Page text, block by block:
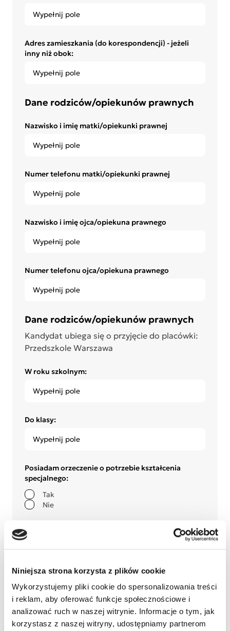
Niniejsza strona korzysta z plików cookie
Wykorzystujemy pliki cookie do spersonalizowania treści
i reklam, aby oferować funkcje społecznościowe i
analizować ruch w naszej witrynie. Informacje o tym, jak
korzystasz z naszej witryny, udostępniamy partnerom
Adres zamieszkania (do korespondencji) - jeżeli
inny niż obok:
Dane rodziców/opiekunów prawnych
Nazwisko i imię matki/opiekunki prawnej
Numer telefonu matki/opiekunki prawnej
Nazwisko i imię ojca/opiekuna prawnego
Numer telefonu ojca/opiekuna prawnego
Dane rodziców/opiekunów prawnych
Kandydat ubiega się o przyjęcie do placówki:
Przedszkole Warszawa
W roku szkolnym:
Do klasy:
Posiadam orzeczenie o potrzebie kształcenia
specjalnego:
Tak
Nie
psychologiczno-pedagogicznej:
Czy kandydat posiada opinię o wczesnym
wspomaganiu rozwoju (WWR)
Jeśli TAK, opinia zostanie dołączona do niniejszego
wniosku.